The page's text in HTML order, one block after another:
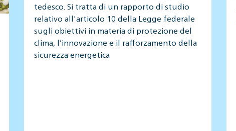
tedesco. Si tratta di un rapporto di studio
relativo all'articolo 10 della Legge federale
sugli obiettivi in materia di protezione del
clima, l’innovazione e il rafforzamento della
sicurezza energetica